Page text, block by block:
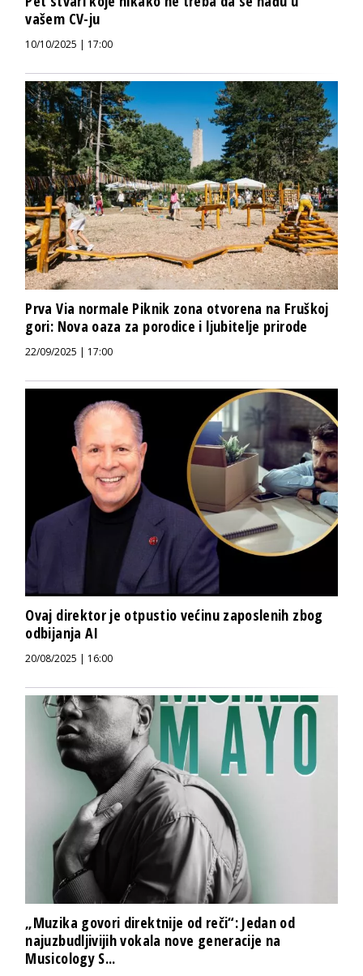
vašem CV-ju
10/10/2025 | 17:00
Prva Via normale Piknik zona otvorena na Fruškoj
gori: Nova oaza za porodice i ljubitelje prirode
22/09/2025 | 17:00
Ovaj direktor je otpustio većinu zaposlenih zbog
odbijanja AI
20/08/2025 | 16:00
„Muzika govori direktnije od reči“: Jedan od
najuzbudljivijih vokala nove generacije na
Musicology S...